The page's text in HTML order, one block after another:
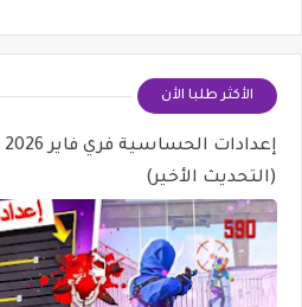
الأكثر طلبا الأن
(التحديث الأخير)